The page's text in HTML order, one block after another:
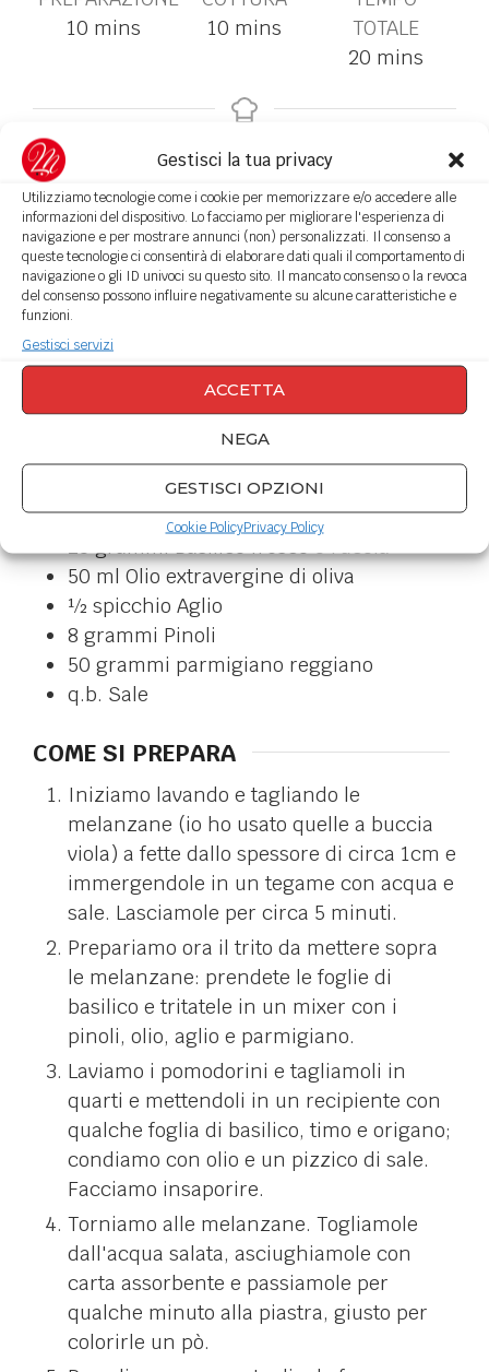
Gestisci la tua privacy
Utilizziamo tecnologie come i cookie per memorizzare e/o accedere alle
informazioni del dispositivo. Lo facciamo per migliorare l'esperienza di
navigazione e per mostrare annunci (non) personalizzati. Il consenso a
queste tecnologie ci consentirà di elaborare dati quali il comportamento di
navigazione o gli ID univoci su questo sito. Il mancato consenso o la revoca
del consenso possono influire negativamente su alcune caratteristiche e
funzioni.
Gestisci servizi
ACCETTA
NEGA
GESTISCI OPZIONI
Cookie PolicyPrivacy Policy
10 mins
10 mins
TOTALE
20 mins
Antipasti, Contorni
Italiana
PORZIONI
4 persone
INGREDIENTI
10 Pomodorini
filetti di acciughe
Per il pesto
25 grammi Basilico fresco o rucola
50 ml Olio extravergine di oliva
½ spicchio Aglio
8 grammi Pinoli
50 grammi parmigiano reggiano
q.b. Sale
COME SI PREPARA
Iniziamo lavando e tagliando le
melanzane (io ho usato quelle a buccia
viola) a fette dallo spessore di circa 1cm e
immergendole in un tegame con acqua e
sale. Lasciamole per circa 5 minuti.
Prepariamo ora il trito da mettere sopra
le melanzane: prendete le foglie di
basilico e tritatele in un mixer con i
pinoli, olio, aglio e parmigiano.
Laviamo i pomodorini e tagliamoli in
quarti e mettendoli in un recipiente con
qualche foglia di basilico, timo e origano;
condiamo con olio e un pizzico di sale.
Facciamo insaporire.
Torniamo alle melanzane. Togliamole
dall'acqua salata, asciughiamole con
carta assorbente e passiamole per
qualche minuto alla piastra, giusto per
colorirle un pò.